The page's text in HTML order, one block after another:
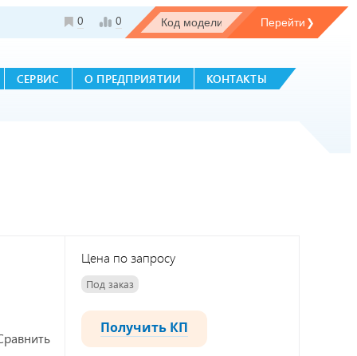
0 0
СЕРВИС О ПРЕДПРИЯТИИ КОНТАКТЫ
Цена по запросу
Под заказ
Получить КП